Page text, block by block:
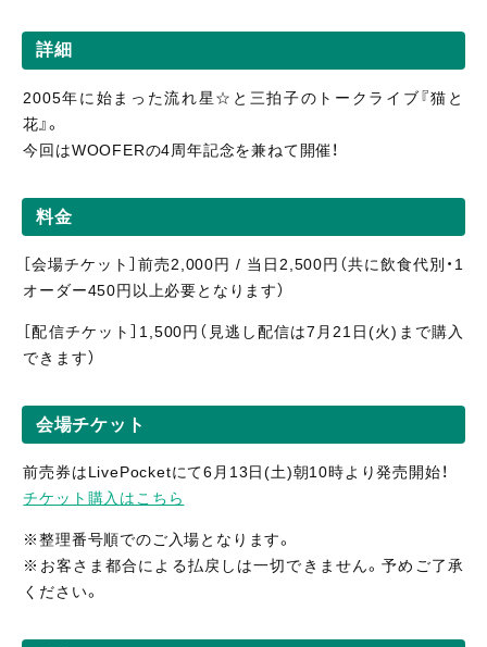
詳細
2005年に始まった流れ星☆と三拍子のトークライブ『猫と
花』。
今回はWOOFERの4周年記念を兼ねて開催！
料金
［会場チケット］前売2,000円 / 当日2,500円（共に飲食代別・1
オーダー450円以上必要となります）
［配信チケット］1,500円（見逃し配信は7月21日(火)まで購入
できます）
会場チケット
前売券はLivePocketにて6月13日(土)朝10時より発売開始！
チケット購入はこちら
※整理番号順でのご入場となります。
※お客さま都合による払戻しは一切できません。予めご了承
ください。